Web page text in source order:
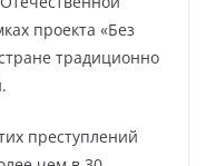
проекта «Без
традиционно
преступлений